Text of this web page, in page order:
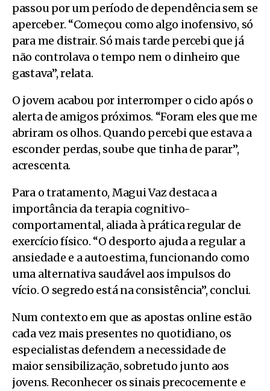
passou por um período de dependência sem se
aperceber. “Começou como algo inofensivo, só
para me distrair. Só mais tarde percebi que já
não controlava o tempo nem o dinheiro que
gastava”, relata.
O jovem acabou por interromper o ciclo após o
alerta de amigos próximos. “Foram eles que me
abriram os olhos. Quando percebi que estava a
esconder perdas, soube que tinha de parar”,
acrescenta.
Para o tratamento, Magui Vaz destaca a
importância da terapia cognitivo-
comportamental, aliada à prática regular de
exercício físico. “O desporto ajuda a regular a
ansiedade e a autoestima, funcionando como
uma alternativa saudável aos impulsos do
vício. O segredo está na consistência”, conclui.
Num contexto em que as apostas online estão
cada vez mais presentes no quotidiano, os
especialistas defendem a necessidade de
maior sensibilização, sobretudo junto aos
jovens. Reconhecer os sinais precocemente e